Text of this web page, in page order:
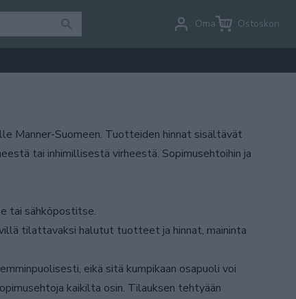
Oma tili Ostoskori
Manner-Suomeen. Tuotteiden hinnat sisältävät
tai inhimillisestä virheestä. Sopimusehtoihin ja
tai sähköpostitse.
tilattavaksi halutut tuotteet ja hinnat, maininta
eikä sitä kumpikaan osapuoli voi
kaikilta osin. Tilauksen tehtyään